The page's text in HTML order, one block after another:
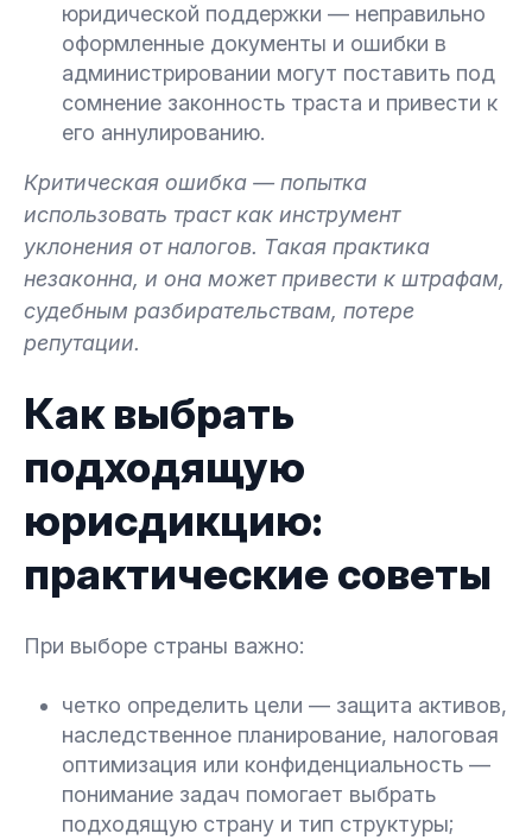
юридической поддержки — неправильно
оформленные документы и ошибки в
администрировании могут поставить под
сомнение законность траста и привести к
его аннулированию.
Критическая ошибка — попытка
использовать траст как инструмент
уклонения от налогов. Такая практика
незаконна, и она может привести к штрафам,
судебным разбирательствам, потере
репутации.
Как выбрать
подходящую
юрисдикцию:
практические советы
При выборе страны важно:
четко определить цели — защита активов,
наследственное планирование, налоговая
оптимизация или конфиденциальность —
понимание задач помогает выбрать
подходящую страну и тип структуры;